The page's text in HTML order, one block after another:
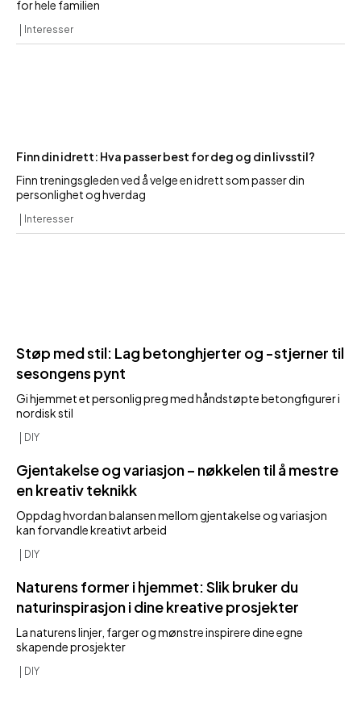
for hele familien
Interesser
Finn din idrett: Hva passer best for deg og din livsstil?
Finn treningsgleden ved å velge en idrett som passer din
personlighet og hverdag
Interesser
Støp med stil: Lag betonghjerter og -stjerner til
sesongens pynt
Gi hjemmet et personlig preg med håndstøpte betongfigurer i
nordisk stil
DIY
Gjentakelse og variasjon – nøkkelen til å mestre
en kreativ teknikk
Oppdag hvordan balansen mellom gjentakelse og variasjon
kan forvandle kreativt arbeid
DIY
Naturens former i hjemmet: Slik bruker du
naturinspirasjon i dine kreative prosjekter
La naturens linjer, farger og mønstre inspirere dine egne
skapende prosjekter
DIY